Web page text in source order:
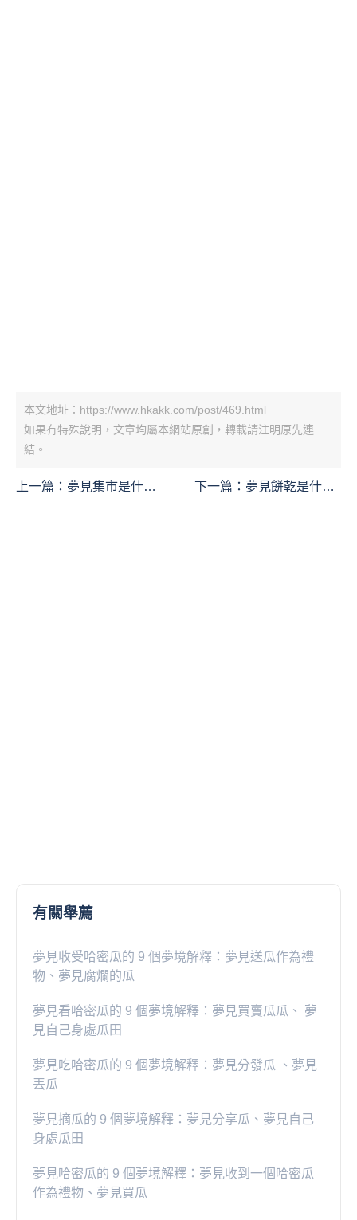
本文地址：https://www.hkakk.com/post/469.html
如果冇特殊說明，文章均屬本網站原創，轉載請注明原先連
結。
上一篇： 夢見集市是什麼
下一篇： 夢見餅乾是什麼
有關舉薦
夢見收受哈密瓜的 9 個夢境解釋：夢見送瓜作為禮
物、夢見腐爛的瓜
夢見看哈密瓜的 9 個夢境解釋：夢見買賣瓜瓜、 夢
見自己身處瓜田
夢見吃哈密瓜的 9 個夢境解釋：夢見分發瓜 、夢見
丟瓜
夢見摘瓜的 9 個夢境解釋：夢見分享瓜、夢見自己
身處瓜田
夢見哈密瓜的 9 個夢境解釋：夢見收到一個哈密瓜
作為禮物、夢見買瓜